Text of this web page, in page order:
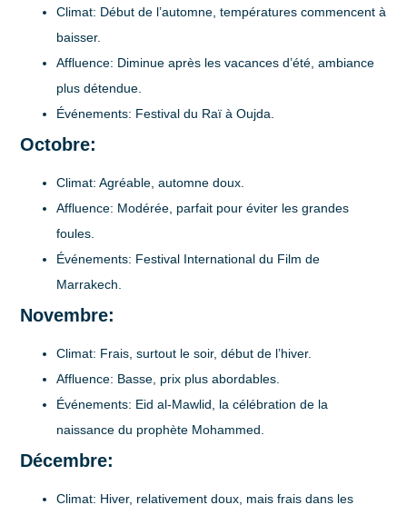
Climat: Début de l’automne, températures commencent à
baisser.
Affluence: Diminue après les vacances d’été, ambiance
plus détendue.
Événements: Festival du Raï à Oujda.
Octobre:
Climat: Agréable, automne doux.
Affluence: Modérée, parfait pour éviter les grandes
foules.
Événements: Festival International du Film de
Marrakech.
Novembre:
Climat: Frais, surtout le soir, début de l’hiver.
Affluence: Basse, prix plus abordables.
Événements: Eid al-Mawlid, la célébration de la
naissance du prophète Mohammed.
Décembre:
Climat: Hiver, relativement doux, mais frais dans les